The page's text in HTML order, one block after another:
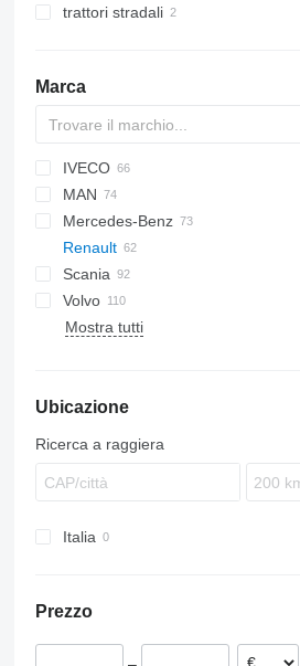
trattori stradali
Marca
C-series
Jumper
CF
LF
XF
AC
F-MAX
Transit
IVECO
Daily
EuroCargo
EuroStar
Eurotech
Eurotrakker
Magirus
Carnival
KMK
LTM
MAN
A-series
F8
F90
L2000
TGA
TGS
Mercedes-Benz
A-Class
Actros
Antos
Arocs
Econic
Sprinter
Vito
L-series
Atleon
Cabstar
Renault
Magnum
Mascott
Maxity
Premium
Premium Lander
Scania
LT
Volvo
F89
FM
N-series
VNL
Mostra tutti
Ubicazione
Ricerca a raggiera
Italia
Prezzo